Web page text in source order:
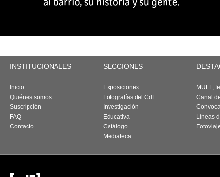
INSTITUCIONALES SECCIONES
Inicio
Quiénes somos
Suscripción
FAQ
Contacto
Exposiciones
Fotografías del CdF
Investigación
Educativa
Catálogo
Mediateca
MUFF,
Canal
Líneas